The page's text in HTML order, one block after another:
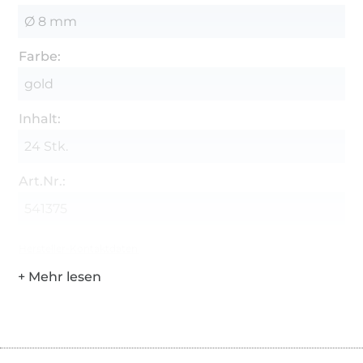
Ø 8 mm
Farbe:
gold
Inhalt:
24 Stk.
Art.Nr.: